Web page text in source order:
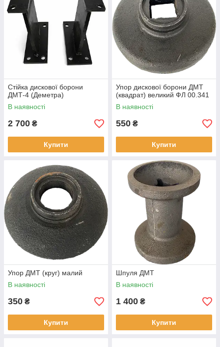
Стійка дискової борони
ДМТ-4 (Деметра)
В наявності
2 700 ₴
Купити
Упор дискової борони ДМТ
(квадрат) великий ФЛ 00.341
В наявності
550 ₴
Купити
Упор ДМТ (круг) малий
В наявності
350 ₴
Купити
Шпуля ДМТ
В наявності
1 400 ₴
Купити